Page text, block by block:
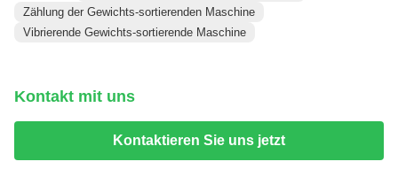
Zählung der Gewichts-sortierenden Maschine
Vibrierende Gewichts-sortierende Maschine
Kontakt mit uns
Kontaktieren Sie uns jetzt